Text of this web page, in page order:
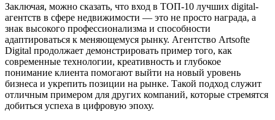
Заключая, можно сказать, что вход в ТОП-10 лучших digital-
агентств в сфере недвижимости — это не просто награда, а
знак высокого профессионализма и способности
адаптироваться к меняющемуся рынку. Агентство Artsofte
Digital продолжает демонстрировать пример того, как
современные технологии, креативность и глубокое
понимание клиента помогают выйти на новый уровень
бизнеса и укрепить позиции на рынке. Такой подход служит
отличным примером для других компаний, которые стремятся
добиться успеха в цифровую эпоху.